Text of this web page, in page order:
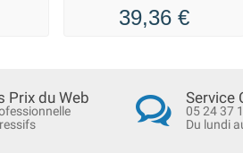
39,36 €
Prix du Web Service
05 24 37
Du lundi